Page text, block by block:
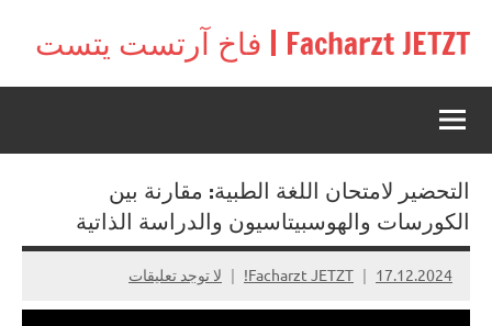
Facharzt JETZT | فاخ آرتست يتست
Free
interactive
community
for
in
Germany,
Switzerland,
and
التحضير لامتحان اللغة الطبية: مقارنة بين
الكورسات والهوسبيتاسيون والدراسة الذاتية
17.12.2024
Facharzt JETZT! لا توجد تعليقات